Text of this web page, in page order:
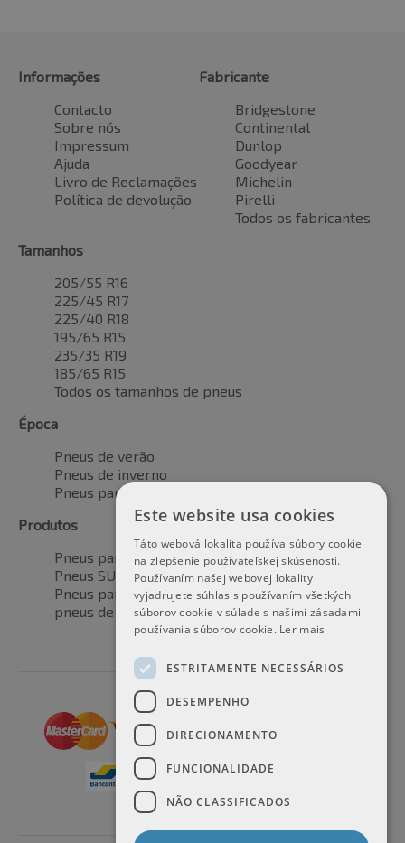
Informações
Contacto
Sobre nós
Impressum
Ajuda
Livro de Reclamações
Política de devolução
Fabricante
Bridgestone
Continental
Dunlop
Goodyear
Michelin
Pirelli
Todos os fabricantes
Tamanhos
205/55 R16
225/45 R17
225/40 R18
195/65 R15
235/35 R19
185/65 R15
Todos os tamanhos de pneus
Época
Pneus de verão
Pneus de inverno
Pneus para todas as estações
Produtos
Pneus para automóveis
Pneus SUV / 4x4
Pneus para veículos de transporte
pneus de motocicleta
Este website usa cookies
Táto webová lokalita používa súbory cookie
na zlepšenie používateľskej skúsenosti.
Používaním našej webovej lokality
vyjadrujete súhlas s používaním všetkých
súborov cookie v súlade s našimi zásadami
používania súborov cookie. Ler mais
ESTRITAMENTE NECESSÁRIOS
DESEMPENHO
DIRECIONAMENTO
FUNCIONALIDADE
NÃO CLASSIFICADOS